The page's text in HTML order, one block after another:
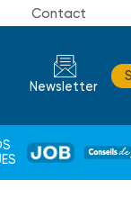
Contact
Newsletter
JOB
DE